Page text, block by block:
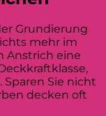
Grundierung
mehr im
Anstrich eine
Sie nicht
decken oft